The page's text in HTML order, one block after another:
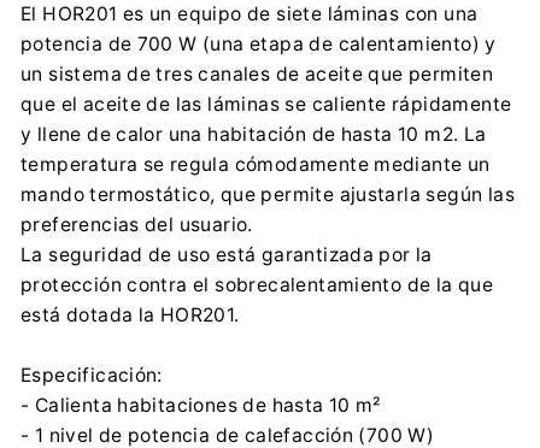
+48 22 688 08 00
El HOR201 es un equipo de siete láminas con una
potencia de 700 W (una etapa de calentamiento) y
un sistema de tres canales de aceite que permiten
que el aceite de las láminas se caliente rápidamente
y llene de calor una habitación de hasta 10 m2. La
temperatura se regula cómodamente mediante un
mando termostático, que permite ajustarla según las
preferencias del usuario.
La seguridad de uso está garantizada por la
protección contra el sobrecalentamiento de la que
está dotada la HOR201.
Especificación:
- Calienta habitaciones de hasta 10 m²
- 1 nivel de potencia de calefacción (700 W)